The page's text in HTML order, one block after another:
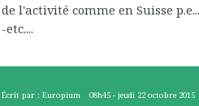
de l'activité comme en Suisse
-etc....
Écrit par : Europium 08h45 -jeudi 22 octobre 2015